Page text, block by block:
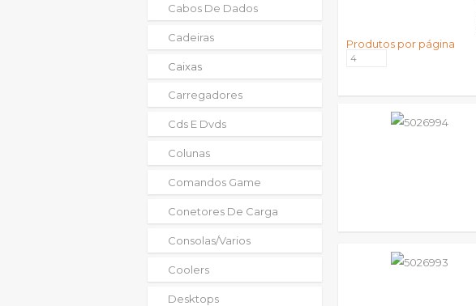
Cabos De Dados
Cadeiras
Caixas
Carregadores
Cds E Dvds
Colunas
Comandos Game
Conetores De Carga
Consolas/varios
Coolers
Desktops
Produtos por página